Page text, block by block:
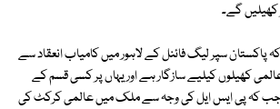
کھیلیں گے۔
پاکستان سپر لیگ فائنل کے لاہور میں کامیاب انعقاد سے
کھیلوں کیلیے سازگار ہے اور یہاں پر کسی قسم کے
جب کہ پی ایس ایل کی وجہ سے ملک میں عالمی کرکٹ کی